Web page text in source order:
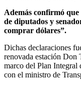
Además confirmó
de diputados y
comprar dólares”.
Dichas declaraciones
renovada estación Don
marco del Plan Integral
con el ministro de